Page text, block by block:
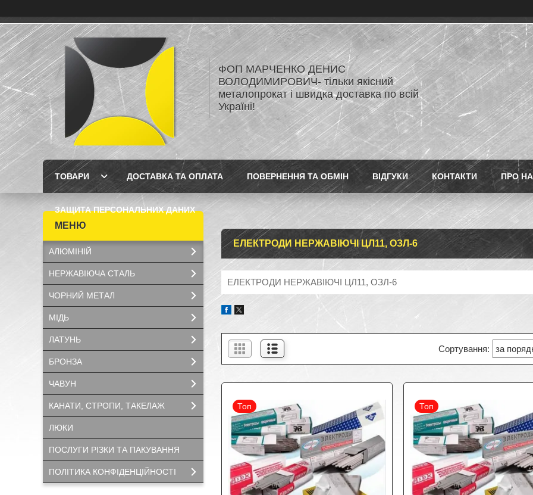
ФОП МАРЧЕНКО ДЕНИС
ВОЛОДИМИРОВИЧ- тільки якісний
металопрокат і швидка доставка по всій
Україні!
ТОВАРИ ДОСТАВКА ТА ОПЛАТА ПОВЕРНЕННЯ ТА ОБМІН ВІДГУКИ КОНТАКТИ ПРО
ЗАЩИТА ПЕРСОНАЛЬНИХ ДАНИХ
ЕЛЕКТРОДИ НЕРЖАВІЮЧІ ЦЛ11, ОЗЛ-6
ЕЛЕКТРОДИ НЕРЖАВІЮЧІ ЦЛ11, ОЗЛ-6
Топ Топ
АЛЮМІНІЙ
НЕРЖАВІЮЧА СТАЛЬ
ЧОРНИЙ МЕТАЛ
МІДЬ
ЛАТУНЬ
БРОНЗА
ЧАВУН
КАНАТИ, СТРОПИ, ТАКЕЛАЖ
ЛЮКИ
ПОСЛУГИ РІЗКИ ТА ПАКУВАННЯ
ПОЛІТИКА КОНФІДЕНЦІЙНОСТІ